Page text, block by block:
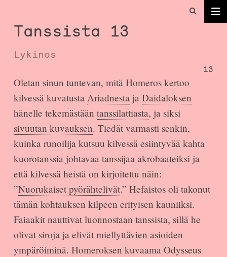
Tanssista 13
Lykinos
13
Oletan sinun tuntevan, mitä Homeros kertoo
kilvessä kuvatusta Ariadnestaja Daidaloksen
hänelle tekemästään tanssilattiasta, ja siksi
sivuutan kuvauksen. Tiedät varmasti senkin,
kuinka runoilija kutsuu kilvessä esiintyvää kahta
kuorotanssia johtavaa tanssijaa akrobaateiksija
että kilvessä heistä on kirjoitettu näin:
”Nuorukaiset pyörähtelivät.” Hefaistos oli takonut
tämän kohtauksen kilpeen erityisen kauniiksi.
Faiaakit nauttivat luonnostaan tanssista, sillä he
olivat siroja ja elivät miellyttävien asioiden
ympäröiminä. Homeroksen kuvaama Odysseus